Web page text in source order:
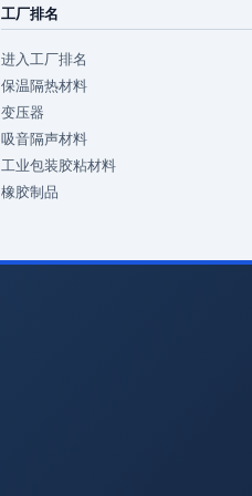
工厂排名
进入工厂排名
保温隔热材料
变压器
吸音隔声材料
工业包装胶粘材料
橡胶制品